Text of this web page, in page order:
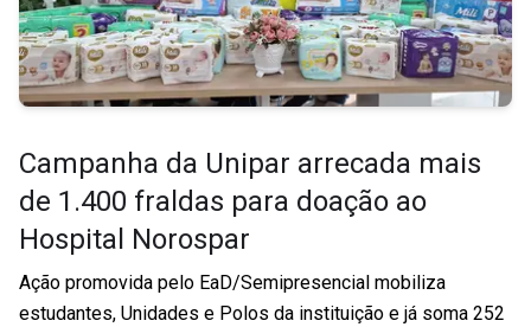
Campanha da Unipar arrecada mais
de 1.400 fraldas para doação ao
Hospital Norospar
Ação promovida pelo EaD/Semipresencial mobiliza
estudantes, Unidades e Polos da instituição e já soma 252